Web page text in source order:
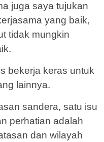
juga saya tujukan
yang baik,
tidak mungkin
bekerja keras untuk
lainnya.
sandera, satu isu
perhatian adalah
dan wilayah